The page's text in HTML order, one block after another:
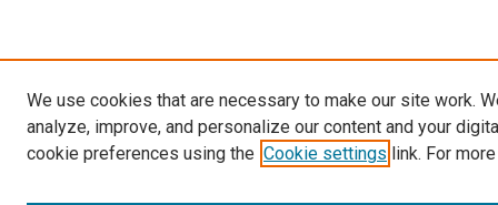
We use cookies that are necessary to make our site work.
analyze, improve, and personalize our content and your
cookie preferences using the Cookie settings link. For